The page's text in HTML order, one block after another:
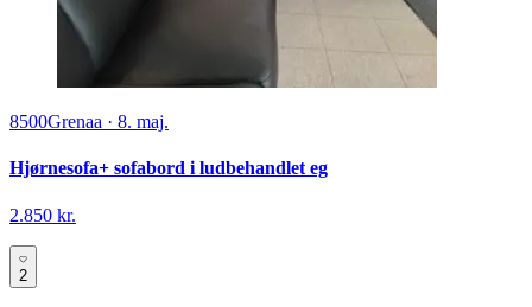
8500Grenaa · 8. maj.
Hjørnesofa+ sofabord i ludbehandlet eg
2.850 kr.
2